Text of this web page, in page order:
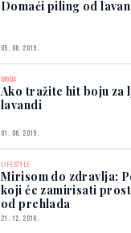
Domaći piling od
05. 08. 2019.
MODA
Ako tražite hit boju za
lavandi
01. 06. 2019.
LIFESTYLE
Mirisom do zdravlja:
koji će zamirisati
od prehlada
21. 12. 2018.